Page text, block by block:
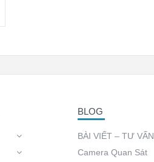
BLOG
BÀI VIẾT – TƯ VẤN
Camera Quan Sát